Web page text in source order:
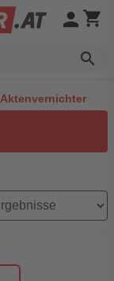
search
person shopping_cart
Aktenvernichter